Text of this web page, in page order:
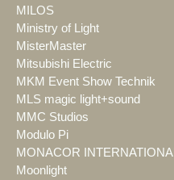
MILOS
Ministry of Light
MisterMaster
Mitsubishi Electric
MKM Event Show Technik
MLS magic light+sound
MMC Studios
Modulo Pi
MONACOR INTERNATIONAL
Moonlight